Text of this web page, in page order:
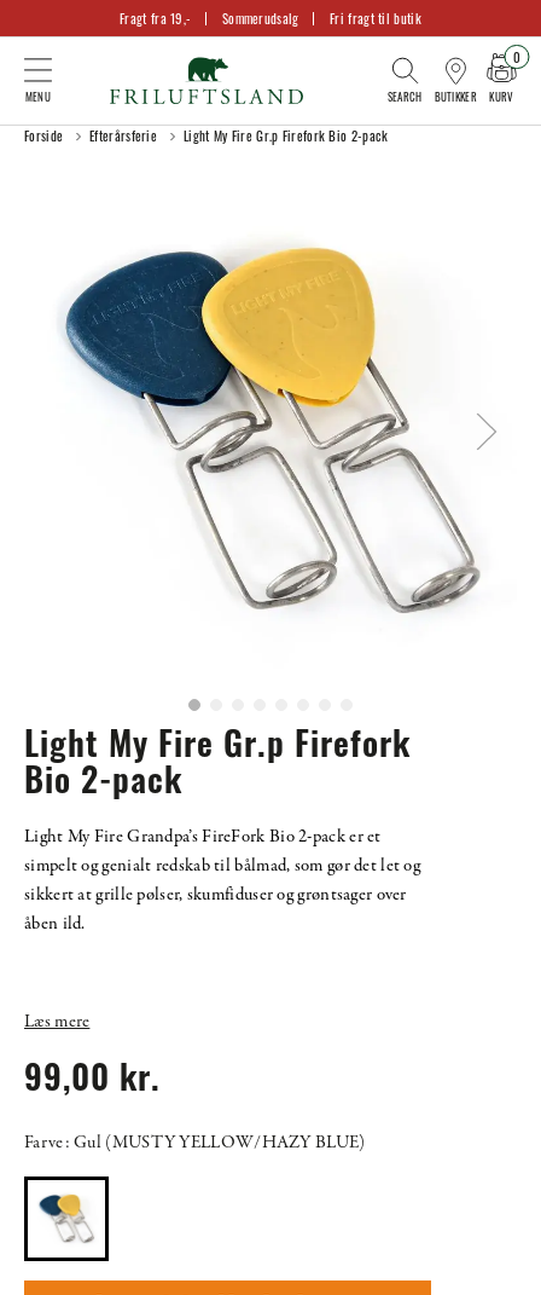
Fragt fra 19,- Sommerudsalg Fri fragt til butik
BUTIKKER KURV
0
Forside Efterårsferie Light My Fire Gr.p Firefork Bio 2-pack
Light My Fire Gr.p Firefork
Bio 2-pack
Light My Fire Grandpa’s FireFork Bio 2-pack er et
simpelt og genialt redskab til bålmad, som gør det let og
sikkert at grille pølser, skumfiduser og grøntsager over
åben ild.
Læs mere
99,00 kr.
Farve: Gul (MUSTY YELLOW/HAZY BLUE)